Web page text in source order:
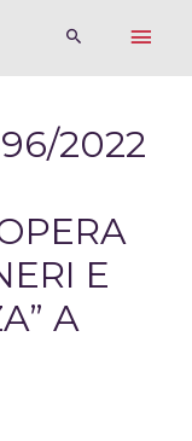
2022
E
A